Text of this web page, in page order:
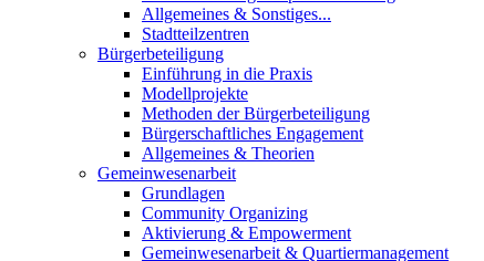
Allgemeines & Sonstiges...
Stadtteilzentren
Bürgerbeteiligung
Einführung in die Praxis
Modellprojekte
Methoden der Bürgerbeteiligung
Bürgerschaftliches Engagement
Allgemeines & Theorien
Gemeinwesenarbeit
Grundlagen
Community Organizing
Aktivierung & Empowerment
Gemeinwesenarbeit & Quartiermanagement